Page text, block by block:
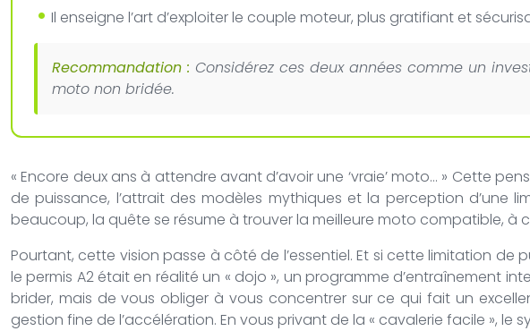
Il enseigne l’art d’exploiter le couple moteur, plus gratifiant et
Recommandation : Considérez ces deux années comme un
moto non bridée.
« Encore deux ans à attendre avant d’avoir une ‘vraie’ moto… » Cette
de puissance, l’attrait des modèles mythiques et la perception
beaucoup, la quête se résume à trouver la meilleure moto compatible, à
Pourtant, cette vision passe à côté de l’essentiel. Et si cette limitation
le permis A2 était en réalité un « dojo », un programme d’entraînement
brider, mais de vous obliger à vous concentrer sur ce qui fait un
gestion fine de l’accélération. En vous privant de la « cavalerie facile »,